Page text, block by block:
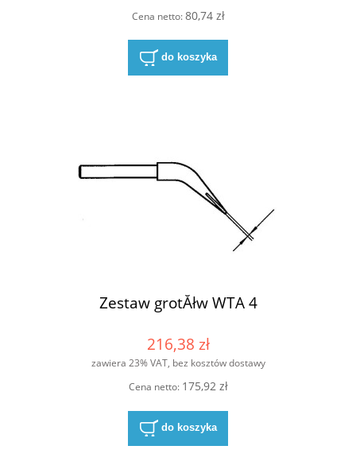
Cena netto:80,74 zł
do koszyka
Zestaw grotĂłw WTA 4
216,38 zł
zawiera 23% VAT, bez kosztów dostawy
Cena netto: 175,92 zł
do koszyka